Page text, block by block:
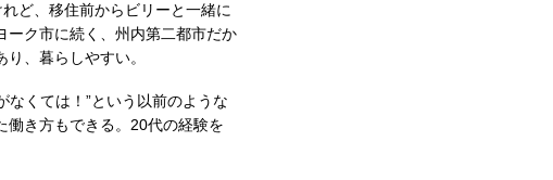
ど、移住前からビリーと一緒に
ーク市に続く、州内第二都市だか
、暮らしやすい。
なくては！”という以前のような
働き方もできる。20代の経験を